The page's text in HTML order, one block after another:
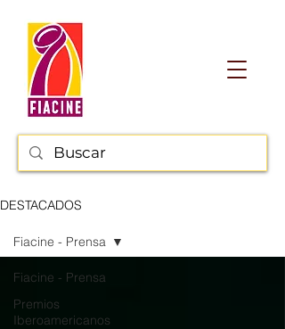
DESTACADOS
Fiacine - Prensa
Premios
Iberoamericanos
Fiacine - Prensa